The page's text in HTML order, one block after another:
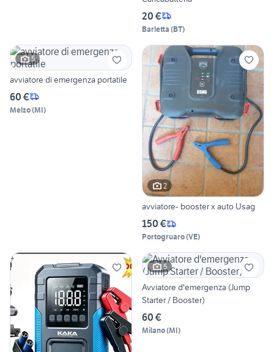
20 €
Barletta (BT)
5
avviatore di emergenza portatile
60 €
Melzo(MI)
2
avviatore- booster x auto Usag
150 €
Portogruaro(VE)
5
Avviatore d'emergenza (Jump
Starter / Booster)
60 €
Milano(MI)